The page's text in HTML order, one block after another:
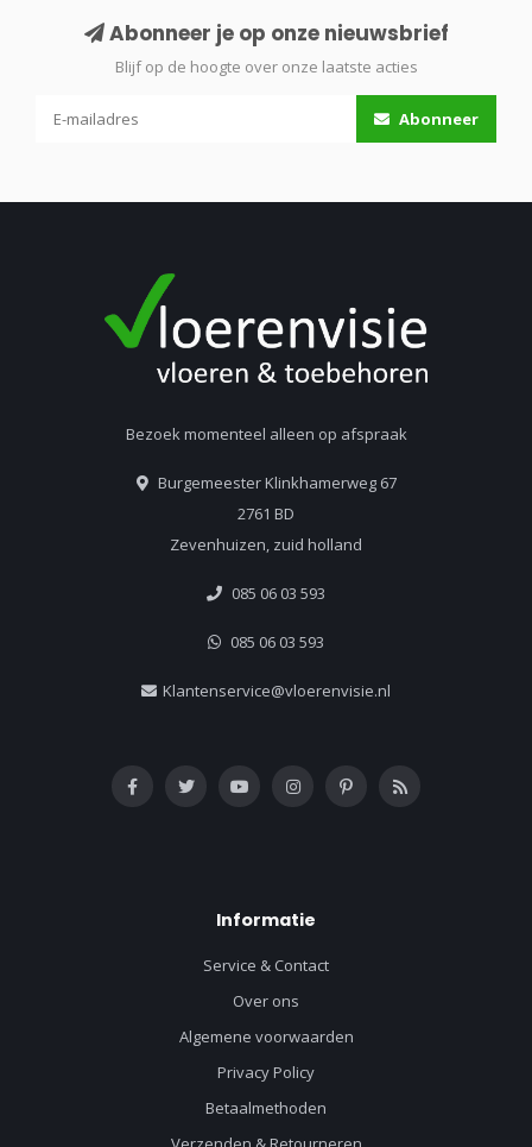
Abonneer je op onze nieuwsbrief
Blijf op de hoogte over onze laatste acties
Abonneer
Bezoek momenteel alleen op afspraak
Burgemeester Klinkhamerweg 67
2761 BD
Zevenhuizen, zuid holland
085 06 03 593
085 06 03 593
Klantenservice@vloerenvisie.nl
Informatie
Service & Contact
Over ons
Algemene voorwaarden
Privacy Policy
Betaalmethoden